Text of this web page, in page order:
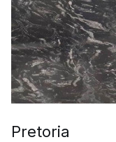
Pretoria